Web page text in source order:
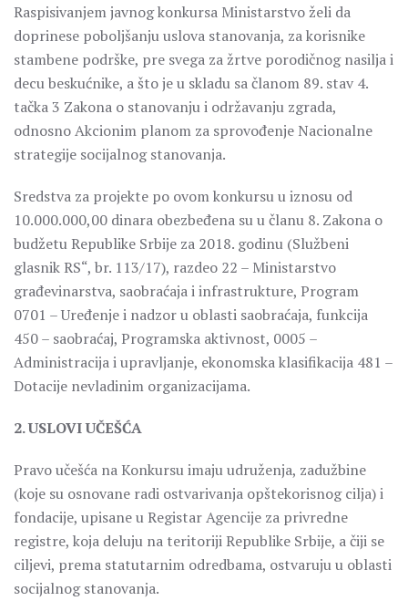
Raspisivanjem javnog konkursa Ministarstvo želi da
doprinese poboljšanju uslova stanovanja, za korisnike
stambene podrške, pre svega za žrtve porodičnog nasilja i
decu beskućnike, a što je u skladu sa članom 89. stav 4.
tačka 3 Zakona o stanovanju i održavanju zgrada,
odnosno Akcionim planom za sprovođenje Nacionalne
strategije socijalnog stanovanja.
Sredstva za projekte po ovom konkursu u iznosu od
10.000.000,00 dinara obezbeđena su u članu 8. Zakona o
budžetu Republike Srbije za 2018. godinu (Službeni
glasnik RS“, br. 113/17), razdeo 22 – Ministarstvo
građevinarstva, saobraćaja i infrastrukture, Program
0701 – Uređenje i nadzor u oblasti saobraćaja, funkcija
450 – saobraćaj, Programska aktivnost, 0005 –
Administracija i upravljanje, ekonomska klasifikacija 481 –
Dotacije nevladinim organizacijama.
2. USLOVI UČEŠĆA
Pravo učešća na Konkursu imaju udruženja, zadužbine
(koje su osnovane radi ostvarivanja opštekorisnog cilja) i
fondacije, upisane u Registar Agencije za privredne
registre, koja deluju na teritoriji Republike Srbije, a čiji se
ciljevi, prema statutarnim odredbama, ostvaruju u oblasti
socijalnog stanovanja.